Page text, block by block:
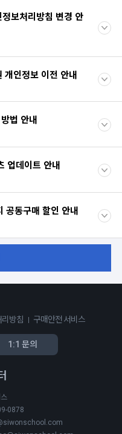
보처리방침 변경 안
인정보 이전 안내
법 안내
업데이트 안내
동구매 할인 안내
방침 구매안전 서비스
1:1 문의
0878